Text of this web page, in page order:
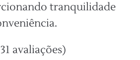
tranquilidade
avaliações)